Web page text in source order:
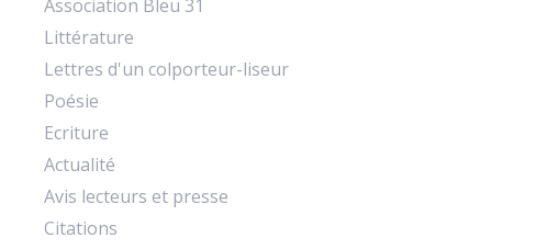
Association Bleu 31
Littérature
Lettres d'un colporteur-liseur
Poésie
Ecriture
Actualité
Avis lecteurs et presse
Citations